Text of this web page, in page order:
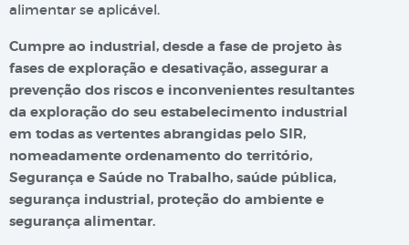
alimentar se aplicável.
Cumpre ao industrial, desde a fase de projeto às
fases de exploração e desativação, assegurar a
prevenção dos riscos e inconvenientes resultantes
da exploração do seu estabelecimento industrial
em todas as vertentes abrangidas pelo SIR,
nomeadamente ordenamento do território,
Segurança e Saúde no Trabalho, saúde pública,
segurança industrial, proteção do ambiente e
segurança alimentar.